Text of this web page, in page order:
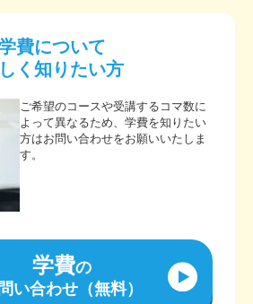
費について
く知りたい方
ご希望のコースや受講するコマ数に
よって異なるため、学費を知りたい
方はお問い合わせをお願いいたしま
す。
学費の
い合わせ（無料）